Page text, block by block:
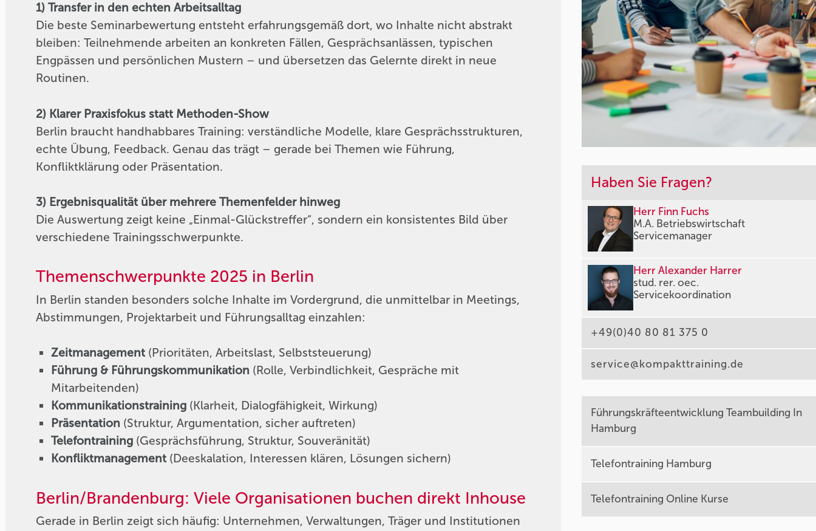
1) Transfer in den echten Arbeitsalltag
Die beste Seminarbewertung entsteht erfahrungsgemäß dort, wo Inhalte nicht abstrakt
bleiben: Teilnehmende arbeiten an konkreten Fällen, Gesprächsanlässen, typischen
Engpässen und persönlichen Mustern – und übersetzen das Gelernte direkt in neue
Routinen.
2) Klarer Praxisfokus statt Methoden-Show
Berlin braucht handhabbares Training: verständliche Modelle, klare Gesprächsstrukturen,
echte Übung, Feedback. Genau das trägt – gerade bei Themen wie Führung,
Konfliktklärung oder Präsentation.
3) Ergebnisqualität über mehrere Themenfelder hinweg
Die Auswertung zeigt keine „Einmal-Glückstreffer“, sondern ein konsistentes Bild über
verschiedene Trainingsschwerpunkte.
Themenschwerpunkte 2025 in Berlin
In Berlin standen besonders solche Inhalte im Vordergrund, die unmittelbar in Meetings,
Abstimmungen, Projektarbeit und Führungsalltag einzahlen:
Zeitmanagement (Prioritäten, Arbeitslast, Selbststeuerung)
Führung & Führungskommunikation (Rolle, Verbindlichkeit, Gespräche mit
Mitarbeitenden)
Kommunikationstraining (Klarheit, Dialogfähigkeit, Wirkung)
Präsentation (Struktur, Argumentation, sicher auftreten)
Telefontraining (Gesprächsführung, Struktur, Souveränität)
Konfliktmanagement (Deeskalation, Interessen klären, Lösungen sichern)
Berlin/Brandenburg: Viele Organisationen buchen direkt Inhouse
Gerade in Berlin zeigt sich häufig: Unternehmen, Verwaltungen, Träger und Institutionen
Haben Sie Fragen?
Herr Finn Fuchs
M.A. Betriebswirtschaft
Servicemanager
Herr Alexander Harrer
stud. rer. oec.
Servicekoordination
+49(0)40 80 81 375 0
service@kompakttraining.de
Führungskräfteentwicklung Teambuilding In
Hamburg
Telefontraining Hamburg
Telefontraining Online Kurse